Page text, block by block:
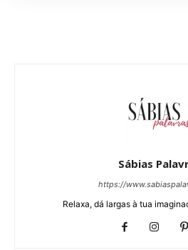
Sábias
https://
Relaxa, dá largas à tua